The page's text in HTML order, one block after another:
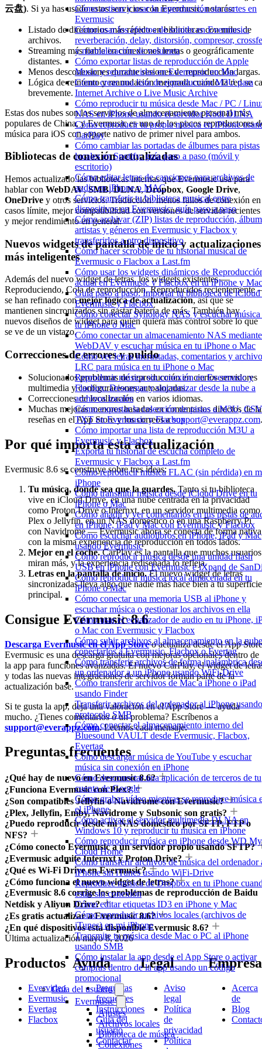
Cómo activar y usar la reproducción sin cortes en
Evermusic
Cómo usar los efectos de sonido en Evermusic:
reverberación, delay, distorsión, compresor,
y normalización de volumen
Cómo exportar listas de reproducción de Apple
Music y reproducirlas en Evermusic en Mac
Cómo crear una lista de reproducción M3U para
Internet Archive o Live Music Archive
Cómo reproducir tu música desde Mac / PC /
NAS en iPhone usando el servidor Kodi DLNA
Cómo reproducir tu propia música en iPhone
CarPlay
Cómo cambiar las portadas de álbumes para pistas
locales en Spotify: guía paso a paso (móvil y
escritorio)
Cómo editar letras de canciones para archivos de
audio en iPhone o MAC
Cómo transferir tu biblioteca musical entre
dispositivos en Evermusic: guía paso a paso
Cómo archivar (ZIP) listas de reproducción,
artistas y géneros en Evermusic y Flacbox y
transferirlos a otro dispositivo
Cómo hacer scrobble de tu historial musical de
Evermusic o Flacbox a Last.fm
Cómo usar los widgets dinámicos de
actual en Evermusic y Flacbox en tu iPhone y Mac
Guía paso a paso: Importar tu biblioteca de iCloud
Evermusic y Flacbox
Cómo conectar Synology NAS y escuchar música
tu iPhone o Mac
Cómo conectar un almacenamiento NAS mediante
WebDAV y escuchar música en tu iPhone o Mac
Cómo ver letras incrustadas, comentarios y
LRC para música en tu iPhone o Mac
Reproducir música sin conexión en Evermusic y
Flacbox: Descargar y sincronizar desde la nube a
archivos locales
Cómo exportar la colección de pistas a M3U,
TXT en Evermusic y Flacbox
Cómo importar una lista de reproducción M3U a
Evermusic y Flacbox
Exporta tu historial de escucha completo de
Evermusic y Flacbox a Last.fm
Cómo reproducir música FLAC (sin pérdida) en
iPhone
Cómo transmitir música desde iCloud Drive en tu
iPhone o Mac
Cómo añadir y ver comentarios en tus pistas de
en iPhone, iPad y Mac con Evermusic y Flacbox
Cómo escuchar audiolibros en iPhone, iPad y Mac
usando Evermusic
Cómo reproducir música desde una unidad flash
USB en iPhone con Evermusic e iXpand de
Cómo reproducir música local almacenada en tu
iPhone o Mac
Cómo conectar una memoria USB al iPhone y
escuchar música o gestionar los archivos en ella
Cómo usar el ecualizador de audio en tu iPhone,
o Mac con Evermusic y Flacbox
Cómo subir archivos al almacenamiento en la
conectarlos a Evermusic, Flacbox o Evertag
Cómo transferir archivos de forma inalámbrica
un ordenador a un iPhone usando WiFi-Drive
Cómo transferir archivos de Mac a iPhone o iPad
usando Finder
Transferir archivos del ordenador al iPhone
protocolo SMB
Cómo conectar el almacenamiento interno del
Bluesound VAULT desde Evermusic, Flacbox,
Evertag
Cómo descargar música de YouTube y escuchar
música sin conexión en iPhone
Cómo desconectar una aplicación de terceros de tu
cuenta de Google
Cómo grabar vídeo mientras se reproduce música
el iPhone
Cómo activar el servidor multimedia DLNA en
Windows 10 y reproducir tu música en iPhone
Cómo reproducir música en iPhone desde WD My
Cloud Home
Cómo transferir archivos de música del ordenador
iPhone sin iTunes usando WiFi-Drive
Reproduce música de Dropbox en tu iPhone
estás sin conexión
Cómo editar etiquetas ID3 en iPhone y Mac
Cómo reproducir archivos locales (archivos de
iTunes) en mi iPhone
Transmite tu música desde Mac o PC al iPhone
usando SMB
Cómo instalar la app desde el App Store o activar
compras dentro de la app usando un código
promocional
Guía del usuario
Evermusic
Ajustes
Archivos locales
Biblioteca de música
Conexiones
云盘). Si ya has usado estos servicios con Evermusic, notarás:
Listado de directorios más rápido en bibliotecas con miles de
archivos.
Streaming más fiable en conexiones lentas o geográficamente
distantes.
Menos desconexiones durante sesiones de reproducción largas.
Lógica de reintento y reanudación mejorada cuando la red se
brevemente.
Estas dos nubes son los servicios de almacenamiento personal más
populares de China, y Evermusic es uno de los pocos reproductores
música para iOS con soporte nativo de primer nivel para ambos.
Bibliotecas de conexión actualizadas
Hemos actualizado las bibliotecas internas que Evermusic usa para
hablar con WebDAV,SMB,DLNA,Dropbox, Google Drive,
OneDrive y otros servicios. Traducción: menos fallos de conexión en
casos límite, mejor compatibilidad con versiones de servidor recientes
y mejor rendimiento en general.
Nuevos widgets de pantalla de inicio y actualizaciones
más inteligentes
Además del nuevo widget de letras, los widgets existentes —
Reproduciendo, Cola de reproducción, Reproducidos recientemente
se han refinado conmejor lógica de actualización, así que se
mantienen sincronizados sin gastar batería de más. También hay
nuevos diseños de widget para quien quiera más control sobre lo que
se ve de un vistazo.
Correcciones de errores y pulido
Solucionados problemas de reproducción en ciertos servidores
multimedia y configuraciones autoalojadas.
Correcciones de localización en varios idiomas.
Muchas mejoras menores basadas en comentarios directos de
reseñas en el App Store y los correos asupport@everappz.com.
Por qué importa esta actualización
Evermusic 8.6 se construye sobre tres ideas:
Tu música, donde sea que la guardes. Tanto si tu biblioteca
vive en iCloud Drive, en una nube centrada en la privacidad
como Proton Drive o Internxt, en un servidor multimedia como
Plex o Jellyfin, en un NAS doméstico o en una Raspberry Pi
con Navidrome — Evermusic ahora se conecta de forma
con la misma experiencia de reproducción en todos lados.
Mejor en el coche.CarPlay es la pantalla que muchos usuarios
miran más, y la experiencia rediseñada lo refleja.
Letras en la pantalla de inicio.El nuevo widget de letras
sincronizadas lleva algo que nadie más hace bien a tu superficie
principal.
Consigue Evermusic 8.6
Descarga Evermusic en el App Storeo actualiza desde el App
Evermusic es una descarga gratuita con mejoras opcionales dentro de
la app para funciones avanzadas. El nuevo CarPlay, el widget de
y todas las nuevas integraciones de servidor forman parte de la
actualización base.
Si te gusta la app, deja una valoración en el App Store — ayuda
mucho. ¿Tienes comentarios o un problema? Escríbenos a
support@everappz.com. Leemos cada mensaje.
Preguntas frecuentes
¿Qué hay de nuevo en Evermusic 8.6?
¿Funciona Evermusic con Plex?
¿Son compatibles Jellyfin o Navidrome con Evermusic?
¿Plex, Jellyfin, Emby, Navidrome y Subsonic son gratis?
¿Puedo reproducir desde mi NAS doméstico por SFTP, FTP o
NFS?
¿Cómo conecto Evermusic a un servidor propio usando SFTP?
¿Evermusic admite Internxt y Proton Drive?
¿Qué es Wi-Fi Drive en Evermusic?
¿Cómo funciona el nuevo widget de letras?
¿Evermusic 8.6 corrige los problemas de reproducción de Baidu
Netdisk y Aliyun Drive?
¿Es gratis actualizar a Evermusic 8.6?
¿En qué dispositivos está disponible Evermusic 8.6?
Última actualizaciónmayo 8, 2026
Productos
Evervideo
Evermusic
Evertag
Flacbox
Ayuda
Preguntas
frecuentes
Instrucciones
Guía del
usuario
Contactar
Legal
Aviso
legal
Política
de
privacidad
Política
Empresa
Acerca
de
Blog